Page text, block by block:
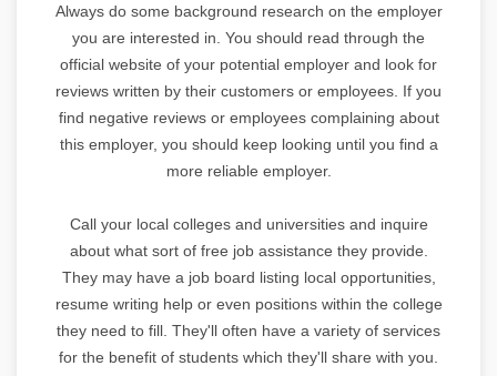
Always do some background research on the employer
you are interested in. You should read through the
official website of your potential employer and look for
reviews written by their customers or employees. If you
find negative reviews or employees complaining about
this employer, you should keep looking until you find a
more reliable employer.
Call your local colleges and universities and inquire
about what sort of free job assistance they provide.
They may have a job board listing local opportunities,
resume writing help or even positions within the college
they need to fill. They'll often have a variety of services
for the benefit of students which they'll share with you.